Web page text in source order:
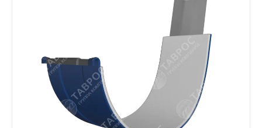
Забор
Кровля